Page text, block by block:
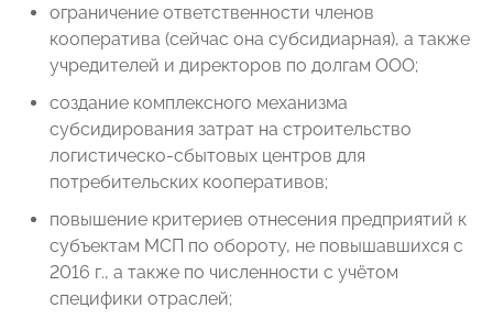
ограничение ответственности членов
кооператива (сейчас она субсидиарная), а также
учредителей и директоров по долгам ООО;
создание комплексного механизма
субсидирования затрат на строительство
логистическо-сбытовых центров для
потребительских кооперативов;
повышение критериев отнесения предприятий к
субъектам МСП по обороту, не повышавшихся с
2016 г., а также по численности с учётом
специфики отраслей;